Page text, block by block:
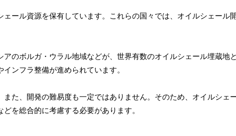
ェール資源を保有しています。これらの国々では、オイルシェール
のボルガ・ウラル地域などが、世界有数のオイルシェール埋蔵地
ンフラ整備が進められています。
た、開発の難易度も一定ではありません。そのため、オイルシェ
どを総合的に考慮する必要があります。